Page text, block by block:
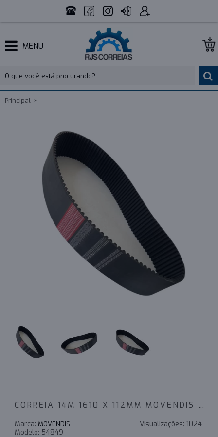
MENU
Principal
CORREIA 14M 1610 X 112MM MOVENDIS PERFORMANCE - INDUSTRIAL
Visualizações: 1024
Marca: MOVENDIS
Modelo: 54849